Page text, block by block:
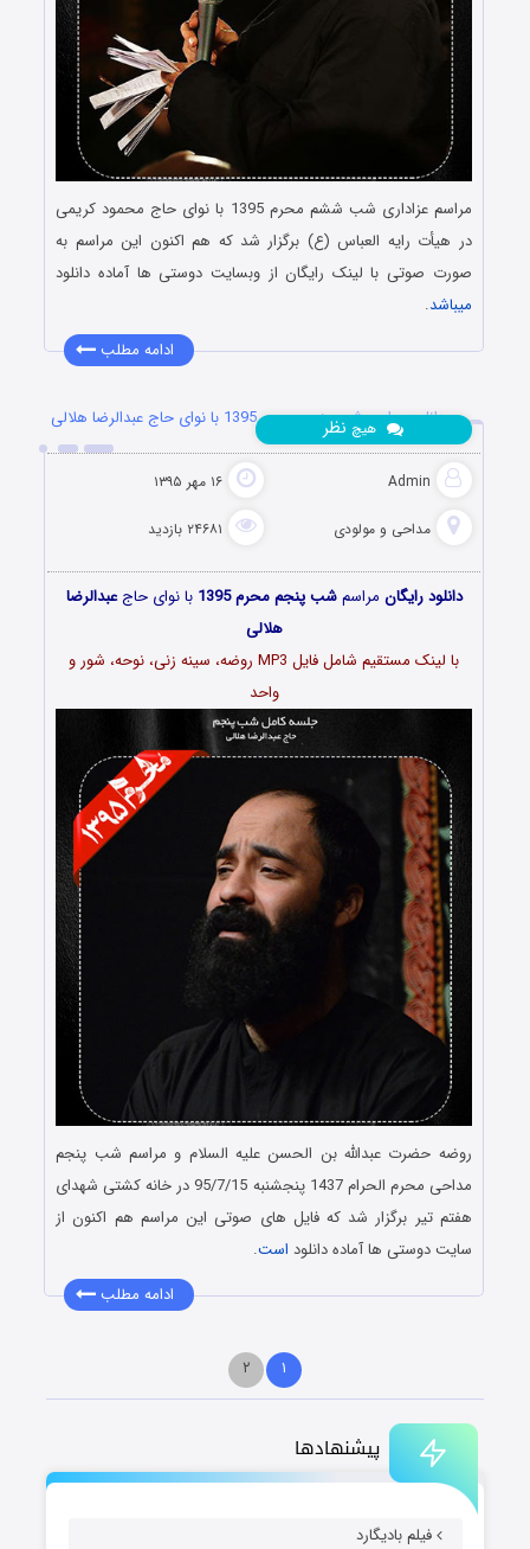
پیشنهادها
فیلم بادیگارد
مراسم عزاداری شب ششم محرم 1395 با نوای حاج محمود کریمی
در هیأت رایه العباس (ع) برگزار شد که هم اکنون این مراسم به
صورت صوتی با لینک رایگان از وبسایت دوستی ها آماده دانلود
میباشد.
ادامه مطلب
دانلود مراسم شب پنجم محرم 1395 با نوای حاج عبدالرضا هلالی
Admin ۱۶ مهر ۱۳۹۵
مداحی و مولودی ۲۴۶۸۱ بازدید
هیچ نظر
دانلود رایگان مراسمشب پنجم محرم 1395 با نوای حاجعبدالرضا
هلالی
با لینک مستقیم شامل فایل MP3 روضه، سینه زنی، نوحه، شور و
واحد
روضه حضرت عبدالله بن الحسن علیه السلام و مراسم شب پنجم
مداحی محرم الحرام 1437 پنجشنبه 95/7/15 در خانه کشتی شهدای
هفتم تیر برگزار شد که فایل های صوتی این مراسم هم اکنون از
سایت دوستی ها آماده دانلود است.
ادامه مطلب
۱ ۲